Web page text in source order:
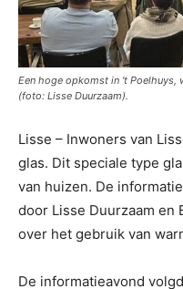
Een hoge opkomst in 't Poelhuys,
(foto: Lisse Duurzaam).
Lisse – Inwoners van
glas. Dit speciale type
van huizen. De
door Lisse Duurzaam
over het gebruik van
De informatieavond